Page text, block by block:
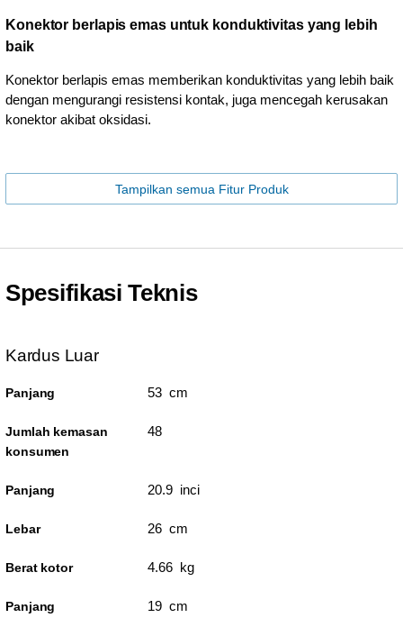
Konektor berlapis emas untuk konduktivitas yang lebih
baik
Konektor berlapis emas memberikan konduktivitas yang lebih baik
dengan mengurangi resistensi kontak, juga mencegah kerusakan
konektor akibat oksidasi.
Tampilkan semua Fitur Produk
Spesifikasi Teknis
Kardus Luar
Panjang 53 cm
Jumlah kemasan
konsumen
48
Panjang 20.9 inci
Lebar 26 cm
Berat kotor 4.66 kg
Panjang 19 cm